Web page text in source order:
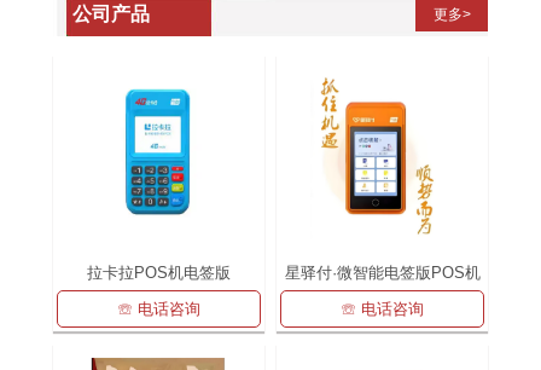
公司产品 更多>
拉卡拉POS机电签版
☏ 电话咨询
星驿付·微智能电签版POS机
☏ 电话咨询